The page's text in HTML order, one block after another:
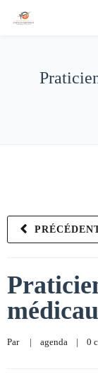
Par | agenda | 0